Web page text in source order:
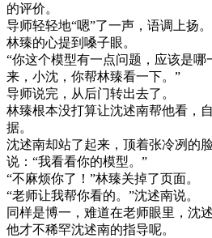
的评价。
导师轻轻地“嗯”了一声，语调上扬。
林臻的心提到嗓子眼。
“你这个模型有一点问题，应该是哪
来，小沈，你帮林臻看一下。”
导师说完，从后门转出去了。
林臻根本没打算让沈述南帮他看，
据。
沈述南却站了起来，顶着张冷冽的
说：“我看看你的模型。”
“不麻烦你了！”林臻关掉了页面。
“老师让我帮你看的。”沈述南说。
同样是博一，难道在老师眼里，沈
他才不稀罕沈述南的指导呢。